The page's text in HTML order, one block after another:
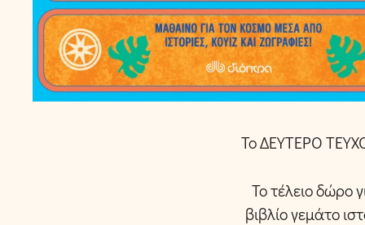
Το ΔΕΥΤΕΡΟ
Το τέλειο δώρο
βιβλίο γεμάτο